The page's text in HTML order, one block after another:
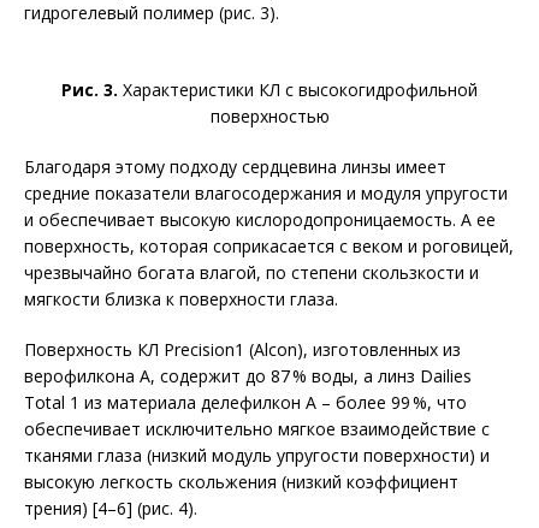
гидрогелевый полимер (рис. 3).
Рис. 3. Характеристики КЛ с высокогидрофильной
поверхностью
Благодаря этому подходу сердцевина линзы имеет
средние показатели влагосодержания и модуля упругости
и обеспечивает высокую кислородопроницаемость. А ее
поверхность, которая соприкасается с веком и роговицей,
чрезвычайно богата влагой, по степени скользкости и
мягкости близка к поверхности глаза.
Поверхность КЛ Precision1 (Alcon), изготовленных из
верофилкона А, содержит до 87 % воды, а линз Dailies
Total 1 из материала делефилкон А – более 99 %, что
обеспечивает исключительно мягкое взаимодействие с
тканями глаза (низкий модуль упругости поверхности) и
высокую легкость скольжения (низкий коэффициент
трения) [4–6] (рис. 4).